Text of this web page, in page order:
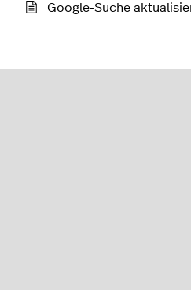
Google-Suche